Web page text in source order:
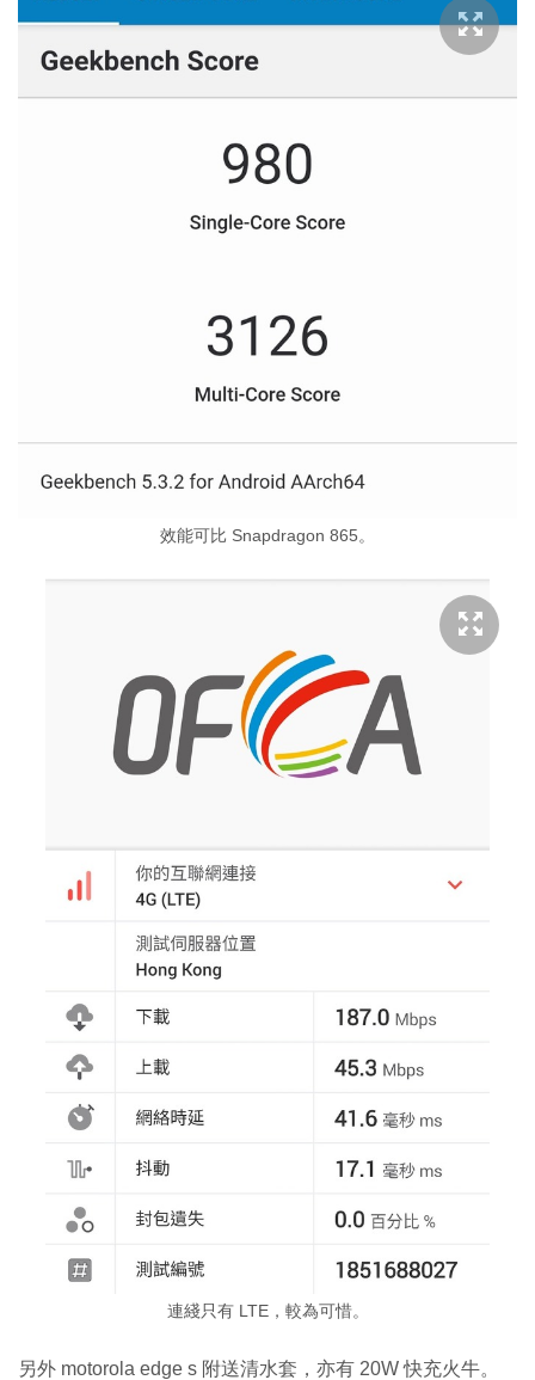
效能可比 Snapdragon 865。
連綫只有 LTE，較為可惜。
另外 motorola edge s 附送清水套，亦有 20W 快充火牛。